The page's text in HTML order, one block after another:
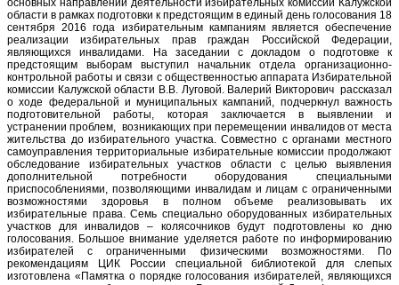
основных направлений деятельности избирательных комиссий Калужской
области в рамках подготовки к предстоящим в единый день голосования 18
сентября 2016 года избирательным кампаниям является обеспечение
реализации избирательных прав граждан Российской Федерации,
являющихся инвалидами. На заседании с докладом о подготовке к
предстоящим выборам выступил начальник отдела организационно-
контрольной работы и связи с общественностью аппарата Избирательной
комиссии Калужской области В.В. Луговой. Валерий Викторович рассказал
о ходе федеральной и муниципальных кампаний, подчеркнул важность
подготовительной работы, которая заключается в выявлении и
устранении проблем, возникающих при перемещении инвалидов от места
жительства до избирательного участка. Совместно с органами местного
самоуправления территориальные избирательные комиссии продолжают
обследование избирательных участков области с целью выявления
дополнительной потребности оборудования специальными
приспособлениями, позволяющими инвалидам и лицам с ограниченными
возможностями здоровья в полном объеме реализовывать их
избирательные права. Семь специально оборудованных избирательных
участков для инвалидов – колясочников будут подготовлены ко дню
голосования. Большое внимание уделяется работе по информированию
избирателей с ограниченными физическими возможностями. По
рекомендациям ЦИК России специальной библиотекой для слепых
изготовлена «Памятка о порядке голосования избирателей, являющихся